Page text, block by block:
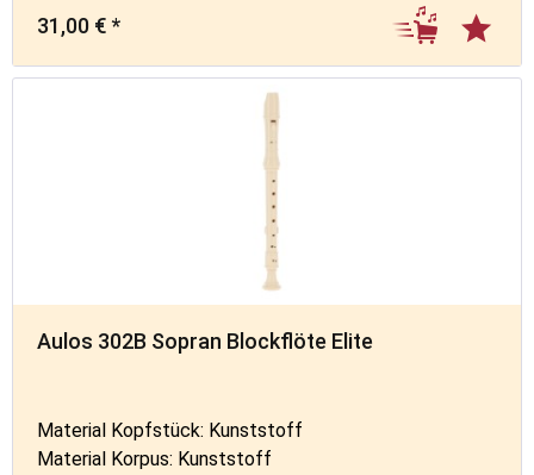
31,00 € *
Aulos 302B Sopran Blockflöte Elite
Material Kopfstück: Kunststoff
Material Korpus: Kunststoff